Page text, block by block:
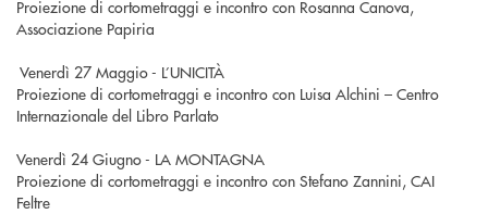
Proiezione di cortometraggi e incontro con Rosanna Canova,
Associazione Papiria
Venerdì 27 Maggio - L’UNICITÀ
Proiezione di cortometraggi e incontro con Luisa Alchini – Centro
Internazionale del Libro Parlato
Venerdì 24 Giugno - LA MONTAGNA
Proiezione di cortometraggi e incontro con Stefano Zannini, CAI
Feltre